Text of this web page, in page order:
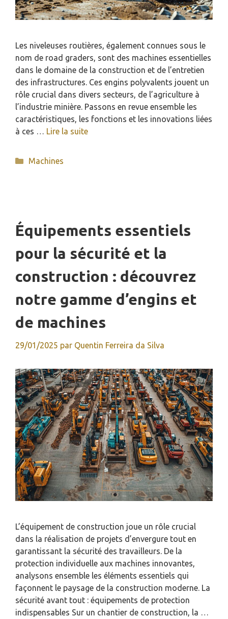
Les niveleuses routières, également connues sous le
nom de road graders, sont des machines essentielles
dans le domaine de la construction et de l’entretien
des infrastructures. Ces engins polyvalents jouent un
rôle crucial dans divers secteurs, de l’agriculture à
l’industrie minière. Passons en revue ensemble les
caractéristiques, les fonctions et les innovations liées
à ces … Lire la suite
Catégories
Machines
Équipements essentiels
pour la sécurité et la
construction : découvrez
notre gamme d’engins et
de machines
29/01/2025 par Quentin Ferreira da Silva
L’équipement de construction joue un rôle crucial
dans la réalisation de projets d’envergure tout en
garantissant la sécurité des travailleurs. De la
protection individuelle aux machines innovantes,
analysons ensemble les éléments essentiels qui
façonnent le paysage de la construction moderne. La
sécurité avant tout : équipements de protection
indispensables Sur un chantier de construction, la …